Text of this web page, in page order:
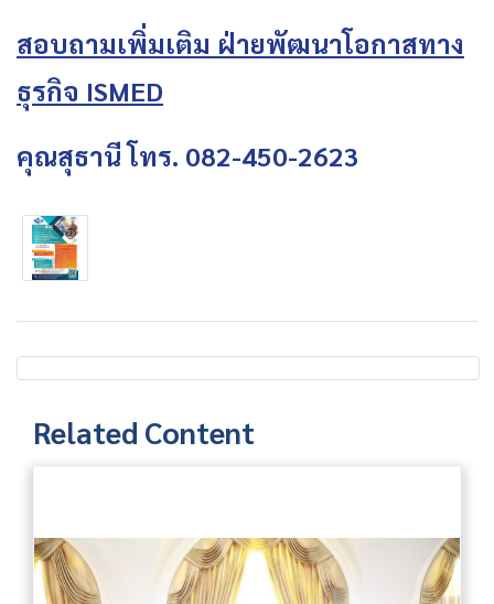
สอบถามเพิ่มเติม ฝ่ายพัฒนาโอกาสทาง
ธุรกิจ ISMED
คุณสุธานี โทร. 082-450-2623
Related Content